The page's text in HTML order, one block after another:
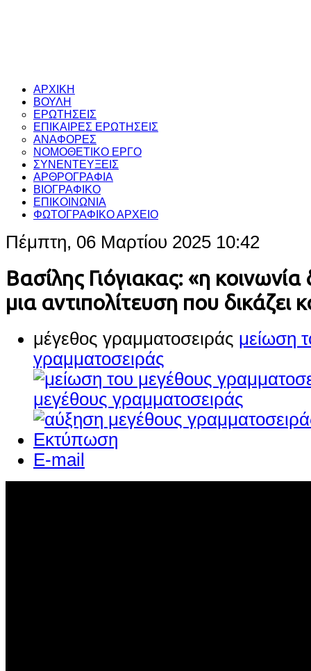
ΑΡΧΙΚΗ
ΒΟΥΛΗ
ΕΡΩΤΗΣΕΙΣ
ΕΠΙΚΑΙΡΕΣ ΕΡΩΤΗΣΕΙΣ
ΑΝΑΦΟΡΕΣ
ΝΟΜΟΘΕΤΙΚΟ ΕΡΓΟ
ΣΥΝΕΝΤΕΥΞΕΙΣ
ΑΡΘΡΟΓΡΑΦΙΑ
ΒΙΟΓΡΑΦΙΚΟ
ΕΠΙΚΟΙΝΩΝΙΑ
ΦΩΤΟΓΡΑΦΙΚΟ ΑΡΧΕΙΟ
Πέμπτη, 06 Μαρτίου 2025 10:42
Βασίλης Γιόγιακας: «η κοινωνία
μια αντιπολίτευση που δικάζει
μέγεθος γραμματοσειράς μείωση
γραμματοσειράς
μεγέθους γραμματοσειράς
Εκτύπωση
E-mail